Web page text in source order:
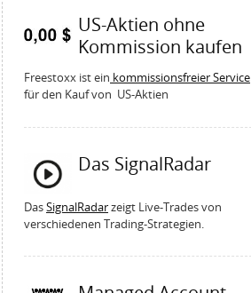
US-Aktien ohne
Kommission kaufen
Freestoxx ist ein kommissionsfreier Service
für den Kauf von US-Aktien
Das SignalRadar
DasSignalRadarzeigt Live-Trades von
verschiedenen Trading-Strategien.